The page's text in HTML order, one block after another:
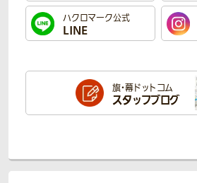
ハクロマーク公式
LINE
旗・幕ドットコム
スタッフブログ